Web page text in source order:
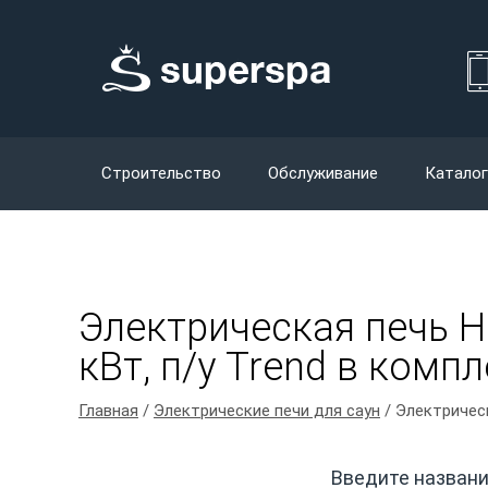
Строительство Обслуживание Каталог
Электрическая печь
кВт, п/у Trend в
Главная / Электрические печи для саун /